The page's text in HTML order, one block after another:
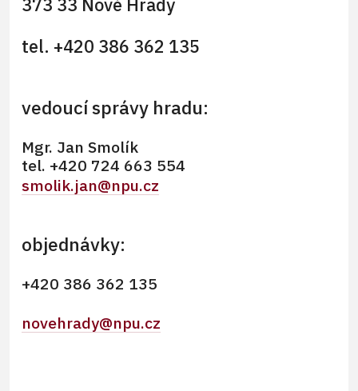
373 33 Nové Hrady
tel. +420 386 362 135
vedoucí správy hradu:
Mgr. Jan Smolík
tel. +420 724 663 554
smolik.jan@npu.cz
objednávky:
+420 386 362 135
novehrady@npu.cz